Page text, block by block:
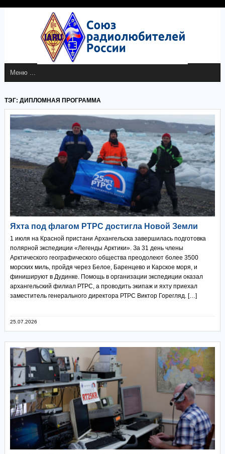
ТЭГ: ДИПЛОМНАЯ ПРОГРАММА
Яхта под флагом РТРС достигла Новой Земли
1 июля на Красной пристани Архангельска завершилась подготовка
полярной экспедиции «Легенды Арктики». За 31 день члены
Арктического географического общества преодолеют более 3500
морских миль, пройдя через Белое, Баренцево и Карское моря, и
финишируют в Дудинке. Помощь в организации экспедиции оказал
архангельский филиал РТРС, а проводить экипаж и яхту приехал
заместитель генерального директора РТРС Виктор Горегляд. […]
25.07.2026